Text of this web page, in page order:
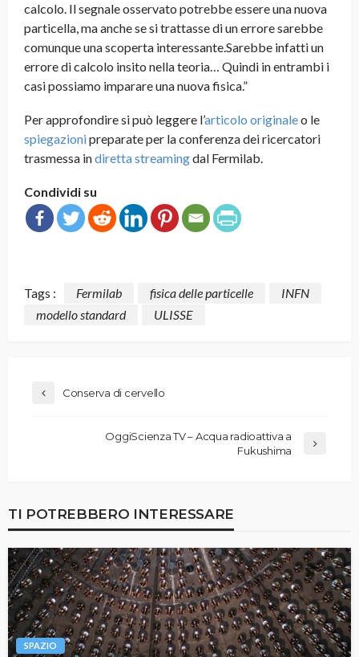
calcolo. Il segnale osservato potrebbe essere una nuova
particella, ma anche se si trattasse di un errore sarebbe
comunque una scoperta interessante.Sarebbe infatti un
errore di calcolo insito nella teoria… Quindi in entrambi i
casi possiamo imparare una nuova fisica.”
Per approfondire si può leggere l’articolo originaleo le
spiegazionipreparate per la conferenza dei ricercatori
trasmessa indiretta streamingdal Fermilab.
Condividi su
Tags : Fermilab fisica delle particelle
INFN
modello standard
ULISSE
Conserva di cervello
OggiScienza TV – Acqua radioattiva a
Fukushima
TI POTREBBERO INTERESSARE
SPAZIO